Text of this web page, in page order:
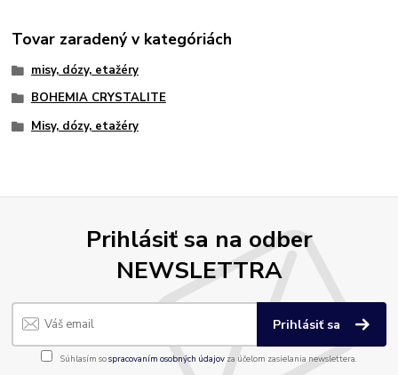
Tovar zaradený v kategóriách
misy, dózy, etažéry
BOHEMIA CRYSTALITE
Misy, dózy, etažéry
Prihlásiť sa na odber
NEWSLETTRA
Prihlásiť sa
Súhlasím sospracovaním osobných údajov za účelom zasielania newslettera.